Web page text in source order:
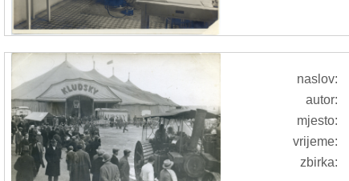
naslov:
autor:
mjesto:
vrijeme:
zbirka: